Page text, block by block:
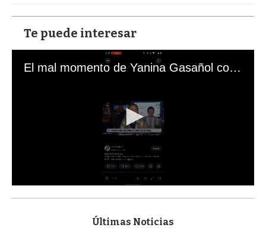
Te puede interesar
El mal momento de Yanina Gasañol con un hincha argentino en "Subrayado"
s
Últimas Noticias